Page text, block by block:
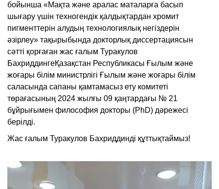
бойынша «Мақта және аралас маталарға басып
шығару үшін техногендік қалдықтардан хромит
пигменттерін алудың технологиялық негіздерін
әзірлеу» тақырыбында докторлық диссертациясын
сәтті қорғаған жас ғалым Туракулов
БахриддингеҚазақстан Республикасы Ғылым және
жоғары білім министрлігі Ғылым және жоғары білім
саласында сапаны қамтамасыз ету комитеті
төрағасының 2024 жылғы 09 қаңтардағы № 21
бұйрығымен философия докторы (PhD) дәрежесі
берілді.
Жас ғалым Туракулов Бахриддинді құттықтаймыз!